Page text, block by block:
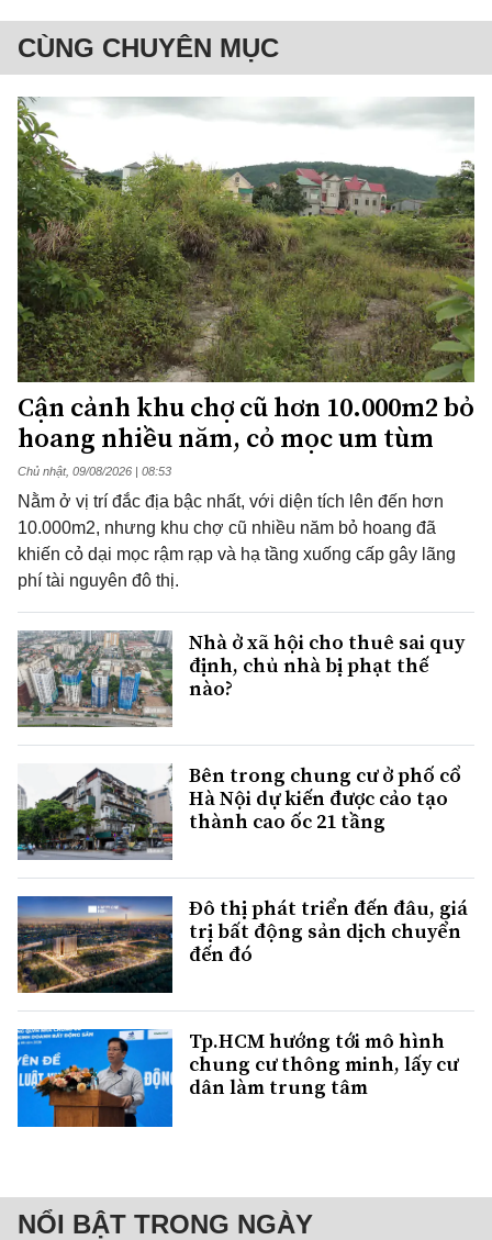
CÙNG CHUYÊN MỤC
Cận cảnh khu chợ cũ hơn 10.000m2 bỏ
hoang nhiều năm, cỏ mọc um tùm
Chủ nhật, 09/08/2026 | 08:53
Nằm ở vị trí đắc địa bậc nhất, với diện tích lên đến hơn
10.000m2, nhưng khu chợ cũ nhiều năm bỏ hoang đã
khiến cỏ dại mọc rậm rạp và hạ tầng xuống cấp gây lãng
phí tài nguyên đô thị.
Nhà ở xã hội cho thuê sai quy
định, chủ nhà bị phạt thế
nào?
Bên trong chung cư ở phố cổ
Hà Nội dự kiến được cảo tạo
thành cao ốc 21 tầng
Đô thị phát triển đến đâu, giá
trị bất động sản dịch chuyển
đến đó
Tp.HCM hướng tới mô hình
chung cư thông minh, lấy cư
dân làm trung tâm
NỔI BẬT TRONG NGÀY